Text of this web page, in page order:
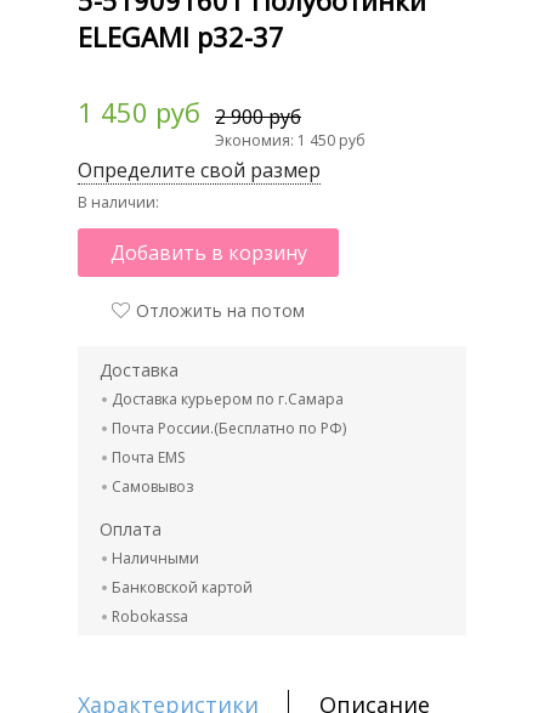
ELEGAMI р32-37
1 450 руб 2 900 руб
Экономия: 1 450 руб
Определите свой размер
В наличии:
Добавить в корзину
Отложить на потом
Доставка
Доставка курьером по г.Самара
Почта России.(Бесплатно по РФ)
Почта EMS
Самовывоз
Оплата
Наличными
Банковской картой
Robokassa
Характеристики Описание